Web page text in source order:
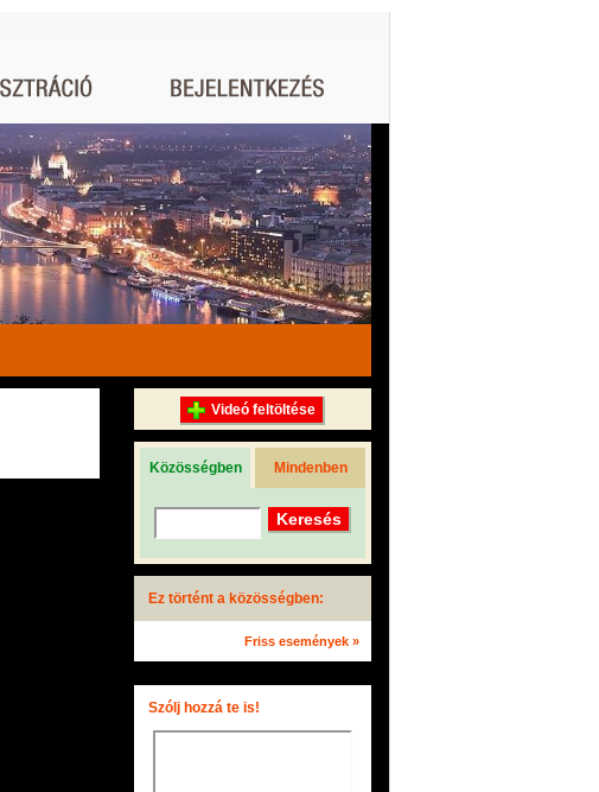
Videó feltöltése
Közösségben Mindenben
Ez történt a közösségben:
Friss események »
Szólj hozzá te is!